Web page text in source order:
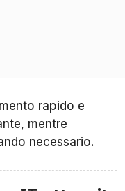
rapido e
mentre
necessario.